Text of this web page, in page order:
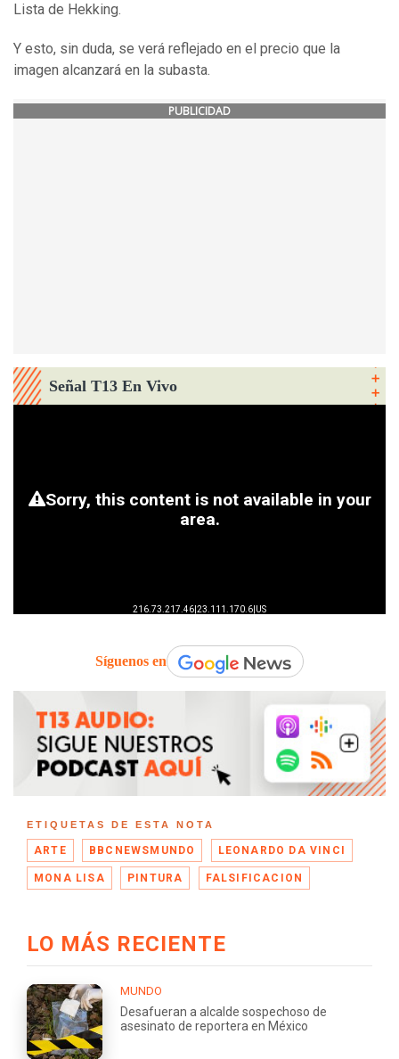
Lista de Hekking.
Y esto, sin duda, se verá reflejado en el precio que la
imagen alcanzará en la subasta.
PUBLICIDAD
Señal T13 En Vivo
Síguenos en
ETIQUETAS DE ESTA NOTA
ARTE BBCNEWSMUNDO LEONARDO DA VINCI
MONA LISA PINTURA FALSIFICACION
LO MÁS RECIENTE
MUNDO
Desafueran a alcalde sospechoso de
asesinato de reportera en México